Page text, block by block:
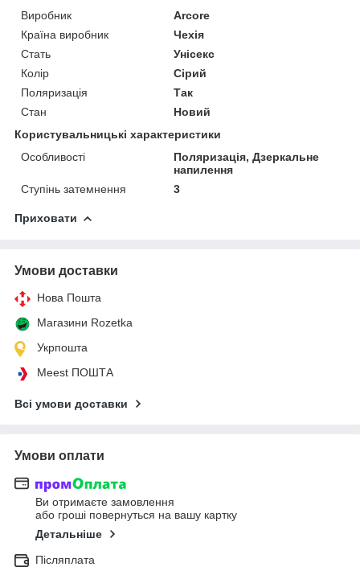
Виробник
Arcore
Країна виробник
Чехія
Стать
Унісекс
Колір
Сірий
Поляризація
Так
Стан
Новий
Користувальницькі характеристики
Особливості
Поляризація, Дзеркальне
напилення
Ступінь затемнення
3
Приховати
Умови доставки
Нова Пошта
Магазини Rozetka
Укрпошта
Meest ПОШТА
Всі умови доставки
Умови оплати
Ви отримаєте замовлення
або гроші повернуться на вашу картку
Детальніше
Післяплата